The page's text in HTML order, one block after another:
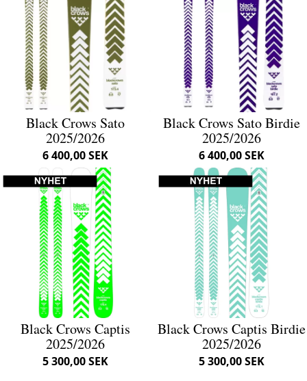
Black Crows Sato
2025/2026
6 400,00 SEK
Black Crows Sato Birdie
2025/2026
6 400,00 SEK
Black Crows Captis
2025/2026
5 300,00 SEK
Black Crows Captis Birdie
2025/2026
5 300,00 SEK